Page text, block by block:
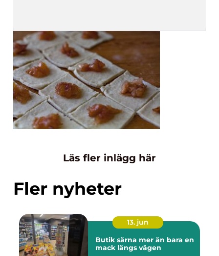
Läs fler inlägg här
Fler nyheter
13. jun
Butik särna mer än bara en
mack längs vägen